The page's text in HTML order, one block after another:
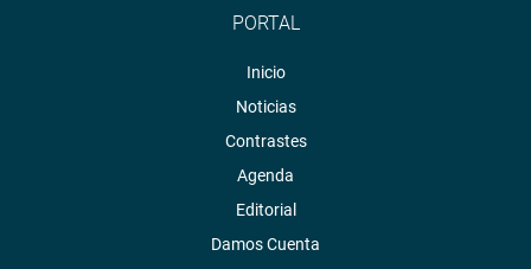
PORTAL
Inicio
Noticias
Contrastes
Agenda
Editorial
Damos Cuenta